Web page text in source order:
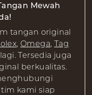
Mewah
tangan original
, Omega, Tag
Tersedia juga
berkualitas.
kami siap